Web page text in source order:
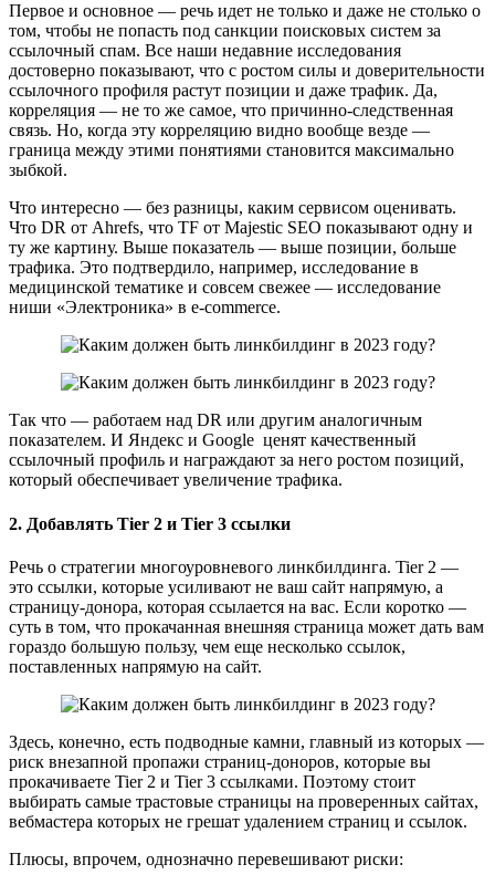
Первое и основное — речь идет не только и даже не столько о
том, чтобы не попасть под санкции поисковых систем за
ссылочный спам. Все наши недавние исследования
достоверно показывают, что с ростом силы и доверительности
ссылочного профиля растут позиции и даже трафик. Да,
корреляция — не то же самое, что причинно-следственная
связь. Но, когда эту корреляцию видно вообще везде —
граница между этими понятиями становится максимально
зыбкой.
Что интересно — без разницы, каким сервисом оценивать.
Что DR от Ahrefs, что TF от Majestic SEO показывают одну и
ту же картину. Выше показатель — выше позиции, больше
трафика. Это подтвердило, например, исследование в
медицинской тематике и совсем свежее — исследование
ниши «Электроника» в e-commerce.
Так что — работаем над DR или другим аналогичным
показателем. И Яндекс и Google ценят качественный
ссылочный профиль и награждают за него ростом позиций,
который обеспечивает увеличение трафика.
2. Добавлять Tier 2 и Tier 3 ссылки
Речь о стратегии многоуровневого линкбилдинга. Tier 2 —
это ссылки, которые усиливают не ваш сайт напрямую, а
страницу-донора, которая ссылается на вас. Если коротко —
суть в том, что прокачанная внешняя страница может дать вам
гораздо большую пользу, чем еще несколько ссылок,
поставленных напрямую на сайт.
Здесь, конечно, есть подводные камни, главный из которых —
риск внезапной пропажи страниц-доноров, которые вы
прокачиваете Tier 2 и Tier 3 ссылками. Поэтому стоит
выбирать самые трастовые страницы на проверенных сайтах,
вебмастера которых не грешат удалением страниц и ссылок.
Плюсы, впрочем, однозначно перевешивают риски: